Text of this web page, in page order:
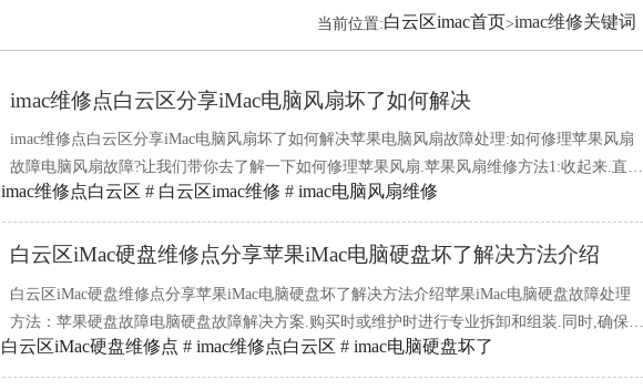
当前位置:白云区imac首页>imac维修关键词
imac维修点白云区分享iMac电脑风扇坏了如何解决
imac维修点白云区分享iMac电脑风扇坏了如何解决苹果电脑风扇故障处理:如何修理苹果风扇
故障电脑风扇故障?让我们带你去了解一下如何修理苹果风扇.苹果风扇维修方法1:收起来.直接
放好,拆下风扇,重新固定,然后重新安装.苹果风扇的维修方法2:如果风扇是回风片,用钳子夹一
条厚毛巾,然后向回风机吹风.imac维修点白云区分享iMac电脑风
imac维修点白云区 # 白云区imac维修 # imac电脑风扇维修
白云区iMac硬盘维修点分享苹果iMac电脑硬盘坏了解决方法介绍
白云区iMac硬盘维修点分享苹果iMac电脑硬盘坏了解决方法介绍苹果iMac电脑硬盘故障处理
方法：苹果硬盘故障电脑硬盘故障解决方案.购买时或维护时进行专业拆卸和组装.同时,确保有
人工服务可以帮助您处理这些问题.没有必要自己拆卸和组装.如果硬盘购买或维护成功,并且数
据没有被带走,则无需出售数据,数据保存在硬盘中.白云区iMac硬盘
白云区iMac硬盘维修点 # imac维修点白云区 # imac电脑硬盘坏了